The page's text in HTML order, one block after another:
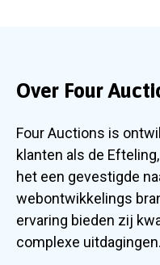
Over Four
Four Auctions is
klanten als de
het een gevestigde
webontwikkelings
ervaring bieden zij
complexe uitdagingen.